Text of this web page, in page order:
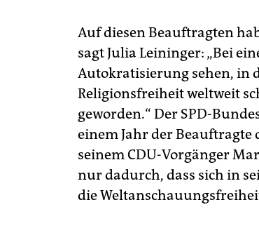
Auf diesen Beauftragten
sagt Julia Leininger: „Bei
Autokratisierung sehen, in
Religionsfreiheit weltweit
geworden.“ Der SPD-
einem Jahr der
seinem CDU-Vorgänger
nur dadurch, dass sich in
die